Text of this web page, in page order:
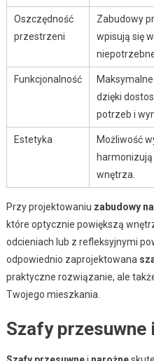
Oszczędność
przestrzeni
Zabudowy
wpisują się
Funkcjonalność
dzięki
potrzeb i
Estetyka
Możliwość
wnętrza.
Przy projektowaniu zabudowy
które optycznie powiększą
odcieniach lub z refleksyjnymi
odpowiednio zaprojektowana
praktyczne rozwiązanie, ale
Twojego mieszkania.
Szafy przesuwne